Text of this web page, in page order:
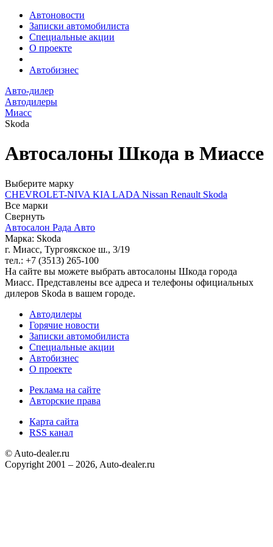
Автоновости
Записки автомобилиста
Специальные акции
О проекте
Автобизнес
Авто-дилер
Автодилеры
Миасс
Skoda
Автосалоны Шкода в Миассе
Выберите марку
CHEVROLET-NIVA KIA LADA Nissan Renault Skoda
Все марки
Свернуть
Автосалон Рада Авто
Марка: Skoda
г. Миасс, Тургоякское ш., 3/19
тел.: +7 (3513) 265-100
На сайте вы можете выбрать автосалоны Шкода города
Миасс. Представлены все адреса и телефоны официальных
дилеров Skoda в вашем городе.
Автодилеры
Горячие новости
Записки автомобилиста
Специальные акции
Автобизнес
О проекте
Реклама на сайте
Авторские права
Карта сайта
RSS канал
© Auto-dealer.ru
Copyright 2001 – 2026, Auto-dealer.ru